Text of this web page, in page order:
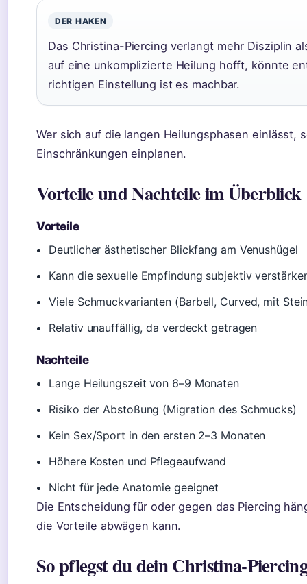
DER HAKEN
Das Christina-Piercing verlangt mehr Disziplin
auf eine unkomplizierte Heilung hofft, könnte
richtigen Einstellung ist es machbar.
Wer sich auf die langen Heilungsphasen einlässt,
Einschränkungen einplanen.
Vorteile und Nachteile im Überblick
Vorteile
Deutlicher ästhetischer Blickfang am Venushügel
Kann die sexuelle Empfindung subjektiv
Viele Schmuckvarianten (Barbell, Curved, mit
Relativ unauffällig, da verdeckt getragen
Nachteile
Lange Heilungszeit von 6–9 Monaten
Risiko der Abstoßung (Migration des Schmucks)
Kein Sex/Sport in den ersten 2–3 Monaten
Höhere Kosten und Pflegeaufwand
Nicht für jede Anatomie geeignet
Die Entscheidung für oder gegen das Piercing
die Vorteile abwägen kann.
So pflegst du dein Christina-